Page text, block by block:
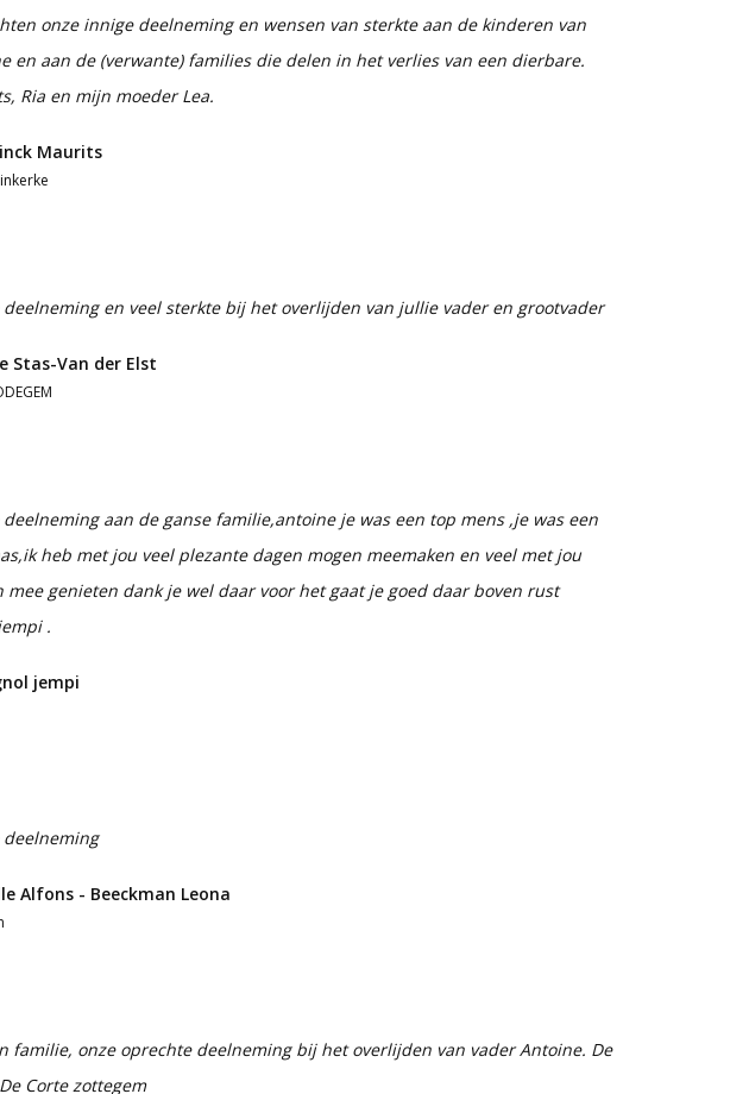
onze innige deelneming en wensen van sterkte aan de kinderen van
en aan de (verwante) families die delen in het verlies van een dierbare.
Ria en mijn moeder Lea.
Maurits
deelneming en veel sterkte bij het overlijden van jullie vader en grootvader
Stas-Van der Elst
aan de ganse familie,antoine je was een top mens ,je was een
heb met jou veel plezante dagen mogen meemaken en veel met jou
mee genieten dank je wel daar voor het gaat je goed daar boven rust
.
jempi
Alfons - Beeckman Leona
familie, onze oprechte deelneming bij het overlijden van vader Antoine. De
Corte zottegem